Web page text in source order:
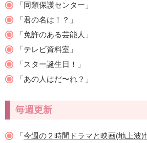
「同類保護センター」
「君の名は！？」
「免許のある芸能人」
「テレビ資料室」
「スター誕生日！」
「あの人はだ〜れ？」
毎週更新
「今週の２時間ドラマと映画(地上波)